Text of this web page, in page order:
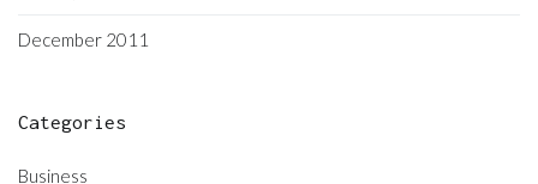
December 2011
Categories
Business